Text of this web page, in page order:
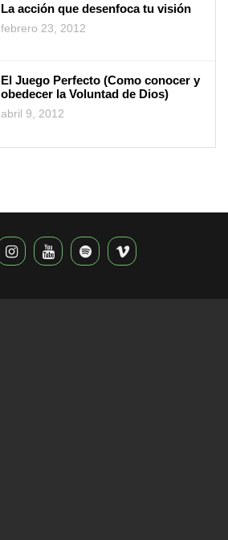
La acción que desenfoca tu visión
febrero 23, 2012
El Juego Perfecto (Como conocer y
obedecer la Voluntad de Dios)
abril 9, 2012